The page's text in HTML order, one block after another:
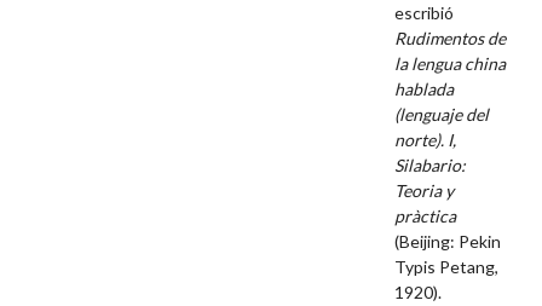
escribió
Rudimentos de
la lengua china
hablada
(lenguaje del
norte). I,
Silabario:
Teoria y
pràctica
(Beijing: Pekin
Typis Petang,
1920).